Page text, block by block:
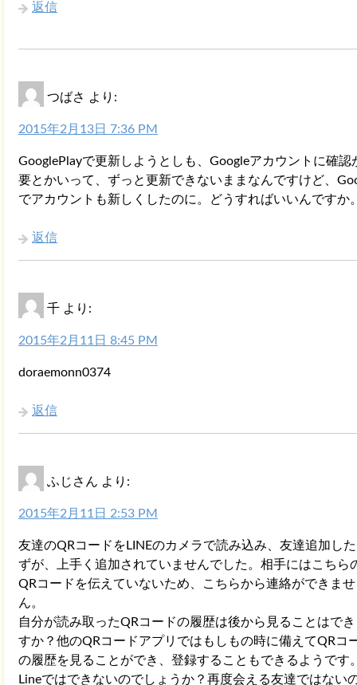
返信
つばさ より:
2015年2月13日 7:36 PM
GooglePlayで更新しようとしも、Googleアカウントに確認
要とかいって、ずっと更新できないままなんですけど、
でアカウントも新しくしたのに。どうすればいいんですか
返信
千 より:
2015年2月11日 8:45 PM
doraemonn0374
返信
ふじさん より:
2015年2月11日 2:53 PM
友達のQRコードをLINEのカメラで読み込み、友達追加し
ずが、上手く追加されていませんでした。相手にはこちら
QRコードを伝えていないため、こちらから連絡ができませ
ん。
自分が読み取ったQRコードの履歴は後から見ることはで
すか？他のQRコードアプリではもしもの時に備えてQRコ
の履歴を見ることができ、登録することもできるようです
Lineではできないのでしょうか？再度会える友達ではない